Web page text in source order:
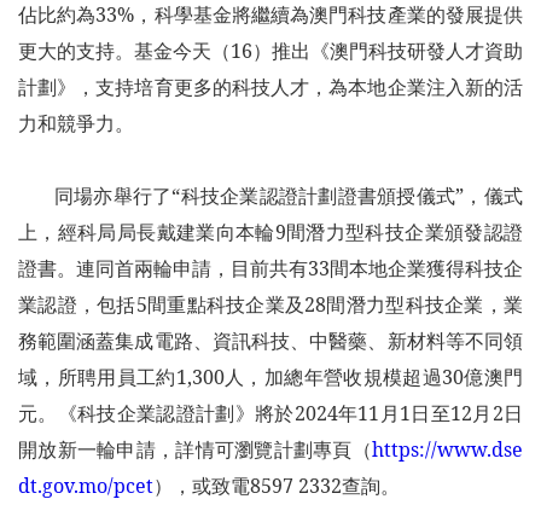
佔比約為33%，科學基金將繼續為澳門科技產業的發展提供
更大的支持。基金今天（16）推出《澳門科技研發人才資助
計劃》，支持培育更多的科技人才，為本地企業注入新的活
力和競爭力。
同場亦舉行了“科技企業認證計劃證書頒授儀式”，儀式
上，經科局局長戴建業向本輪9間潛力型科技企業頒發認證
證書。連同首兩輪申請，目前共有33間本地企業獲得科技企
業認證，包括5間重點科技企業及28間潛力型科技企業，業
務範圍涵蓋集成電路、資訊科技、中醫藥、新材料等不同領
域，所聘用員工約1,300人，加總年營收規模超過30億澳門
元。《科技企業認證計劃》將於2024年11月1日至12月2日
開放新一輪申請，詳情可瀏覽計劃專頁（https://www.dse
dt.gov.mo/pcet），或致電8597 2332查詢。